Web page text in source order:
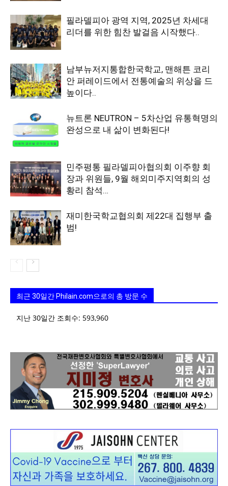
필라델피아 광역 지역, 2025년 차세대
리더를 위한 힘찬 발걸음 시작했다..
남부뉴저지통합한국학교, 맨해튼 코리
안 퍼레이드에서 전통예술의 위상을 드
높이다..
뉴트론 NEUTRON – 5차산업 유통혁명의
완성으로 내 삶이 변화된다!
민주평통 필라델피아협의회 이주향 회
장과 위원들, 9월 해외미주지역회의 성
황리 참석…
재미한국학교협의회 제22대 집행부 출
범!
최근 30일간 Philain.com으로의 총 방문 수
지난 30일간 조회수: 593,960